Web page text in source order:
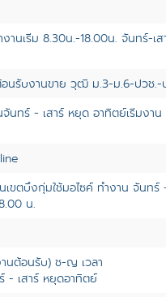
งานเริ่ม 8.30น.-18.00น. จันทร์-เ
นรับงานขาย วุฒิ ม.3-ม.6-ปวช.-
นทร์ - เสาร์ หยุด อาทิตย์เริ่มงา
เขตบึงกุ่มใช้มอไซค์ ทำงาน จันทร์
น.
นต้อนรับ) ช-ญ เวลา
- เสาร์ หยุดอาทิตย์